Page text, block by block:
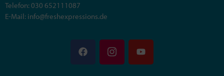
Telefon: 030 652111087
E-Mail: info@freshexpressions.de